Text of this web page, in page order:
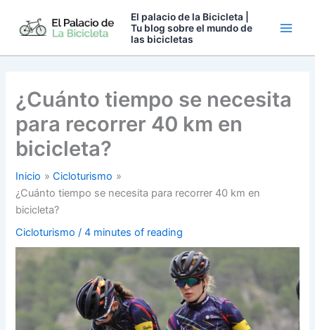
El palacio de la Bicicleta |
Tu blog sobre el mundo de
las bicicletas
¿Cuánto tiempo se necesita
para recorrer 40 km en
bicicleta?
Inicio
Cicloturismo
¿Cuánto tiempo se necesita para recorrer 40 km en
bicicleta?
Cicloturismo /4 minutes of reading